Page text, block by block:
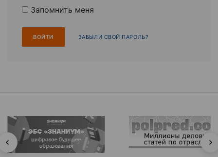
Запомнить меня
ЗАБЫЛИ СВОЙ ПАРОЛЬ?